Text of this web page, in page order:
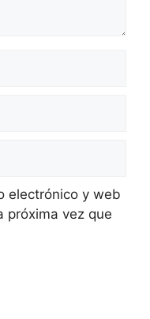
electrónico y web
próxima vez que